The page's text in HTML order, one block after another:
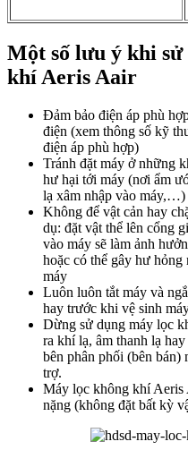
Một số lưu ý khi
khí Aeris Aair
Đảm bảo điện áp phù
điện (xem thông số kỹ
điện áp phù hợp)
Tránh đặt máy ở những
hư hại tới máy (nơi ẩm
lạ xâm nhập vào máy,…)
Không để vật cản hay
dụ: đặt vật thể lên cổng
vào máy sẽ làm ảnh
hoặc có thể gây hư
máy
Luôn luôn tắt máy và
hay trước khi vệ sinh
Dừng sử dụng máy lọc
ra khí lạ, âm thanh lạ
bên phân phối (bên
trợ.
Máy lọc không khí
nặng (không đặt bất kỳ